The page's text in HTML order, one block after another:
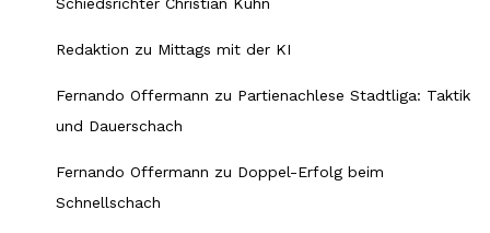
Redaktion zu Mittags mit der KI
Fernando Offermann zu Partienachlese Stadtliga: Taktik
und Dauerschach
Fernando Offermann zu Doppel-Erfolg beim
Schnellschach